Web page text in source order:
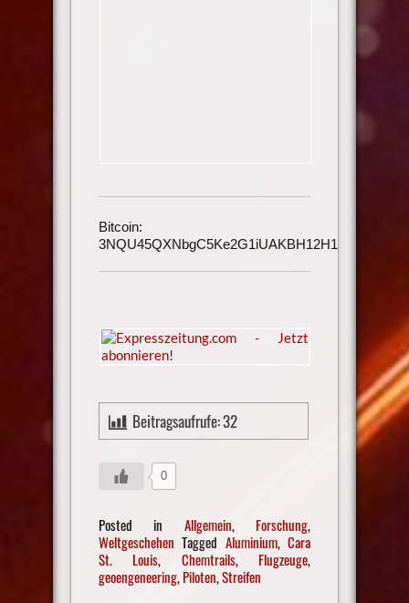
Bitcoin:
3NQU45QXNbgC5Ke2G1iUAKBH12H1h3UmAu
Beitragsaufrufe:32
0
Posted in Allgemein, Forschung,
Weltgeschehen Tagged Aluminium,Cara
St. Louis, Chemtrails, Flugzeuge,
geoengeneering,Piloten,Streifen